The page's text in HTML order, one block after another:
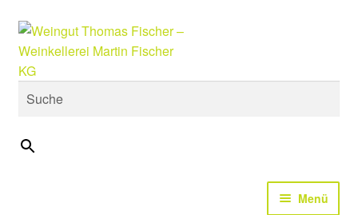
Zur
Navigation
springen
Zum
Inhalt
springen
Menü